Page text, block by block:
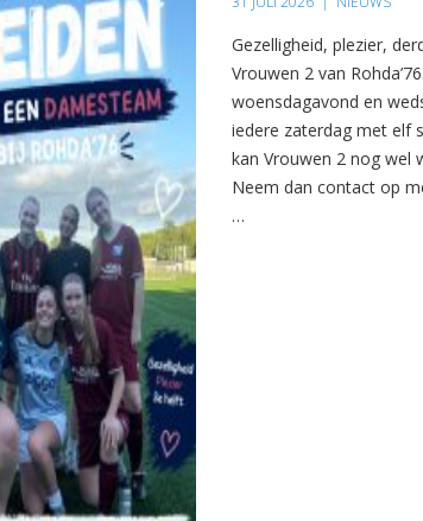
Gezelligheid, plezier,
Vrouwen 2 van
woensdagavond en
iedere zaterdag met elf
kan Vrouwen 2 nog wel
Neem dan contact op
…